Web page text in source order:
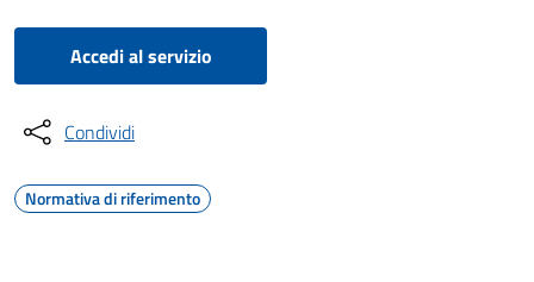
Accedi al servizio
Condividi
Normativa di riferimento